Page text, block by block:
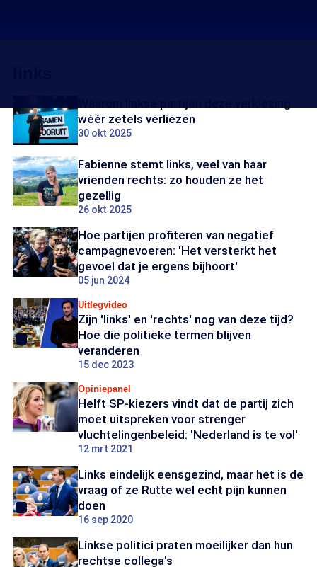
wéér zetels verliezen
30 okt 2025
Fabienne stemt links, veel van haar
vrienden rechts: zo houden ze het
gezellig
26 okt 2025
Hoe partijen profiteren van negatief
campagnevoeren: 'Het versterkt het
gevoel dat je ergens bijhoort'
05 jun 2024
Uitlegvideo
Zijn 'links' en 'rechts' nog van deze tijd?
Hoe die politieke termen blijven
veranderen
15 dec 2023
Opiniepanel
Helft SP-kiezers vindt dat de partij zich
moet uitspreken voor strenger
vluchtelingenbeleid: 'Nederland is te vol'
12 mrt 2021
Links eindelijk eensgezind, maar het is de
vraag of ze Rutte wel echt pijn kunnen
doen
16 sep 2020
Linkse politici praten moeilijker dan hun
rechtse collega's